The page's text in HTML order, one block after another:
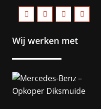
Wij werken met